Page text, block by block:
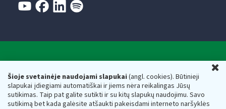
Šioje svetainėje naudojami slapukai(angl. cookies). Būtinieji
slapukai įdiegiami automatiškai ir jiems nėra reikalingas Jūsų
sutikimas. Taip pat galite sutikti ir su kitų slapukų naudojimu. Savo
sutikimą bet kada galėsite atšaukti pakeisdami interneto naršyklės
Respublikos finansų ministerijos
Biudžetinė įstaiga. Juridinio asmens kodas — 188659752,
adresas: Vasario 16-osios g. 14, 01107 Vilnius, Lietuva, el.paštas: